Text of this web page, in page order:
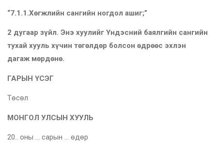
“7.1.1.Хөгжлийн сангийн ногдол ашиг;”
2 дугаар зүйл. Энэ хуулийг Үндэсний баялгийн сангийн
тухай хууль хүчин төгөлдөр болсон өдрөөс эхлэн
дагаж мөрдөнө.
ГАРЫН ҮСЭГ
Төсөл
МОНГОЛ УЛСЫН ХУУЛЬ
20.. оны … сарын … өдөр